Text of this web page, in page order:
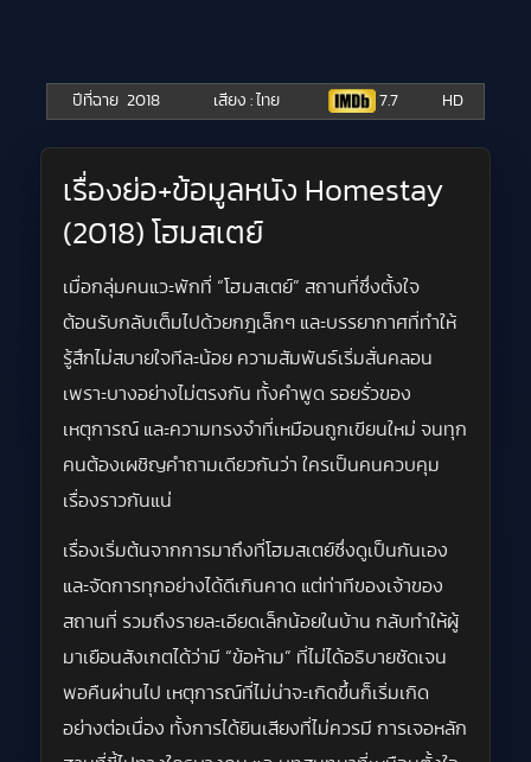
ปีที่ฉาย 2018 เสียง : ไทย 7.7 HD
เรื่องย่อ+ข้อมูลหนัง Homestay
(2018) โฮมสเตย์
เมื่อกลุ่มคนแวะพักที่ “โฮมสเตย์” สถานที่ซึ่งตั้งใจ
ต้อนรับกลับเต็มไปด้วยกฎเล็กๆ และบรรยากาศที่ทำให้
รู้สึกไม่สบายใจทีละน้อย ความสัมพันธ์เริ่มสั่นคลอน
เพราะบางอย่างไม่ตรงกัน ทั้งคำพูด รอยรั่วของ
เหตุการณ์ และความทรงจำที่เหมือนถูกเขียนใหม่ จนทุก
คนต้องเผชิญคำถามเดียวกันว่า ใครเป็นคนควบคุม
เรื่องราวกันแน่
เรื่องเริ่มต้นจากการมาถึงที่โฮมสเตย์ซึ่งดูเป็นกันเอง
และจัดการทุกอย่างได้ดีเกินคาด แต่ท่าทีของเจ้าของ
สถานที่ รวมถึงรายละเอียดเล็กน้อยในบ้าน กลับทำให้ผู้
มาเยือนสังเกตได้ว่ามี “ข้อห้าม” ที่ไม่ได้อธิบายชัดเจน
พอคืนผ่านไป เหตุการณ์ที่ไม่น่าจะเกิดขึ้นก็เริ่มเกิด
อย่างต่อเนื่อง ทั้งการได้ยินเสียงที่ไม่ควรมี การเจอหลัก